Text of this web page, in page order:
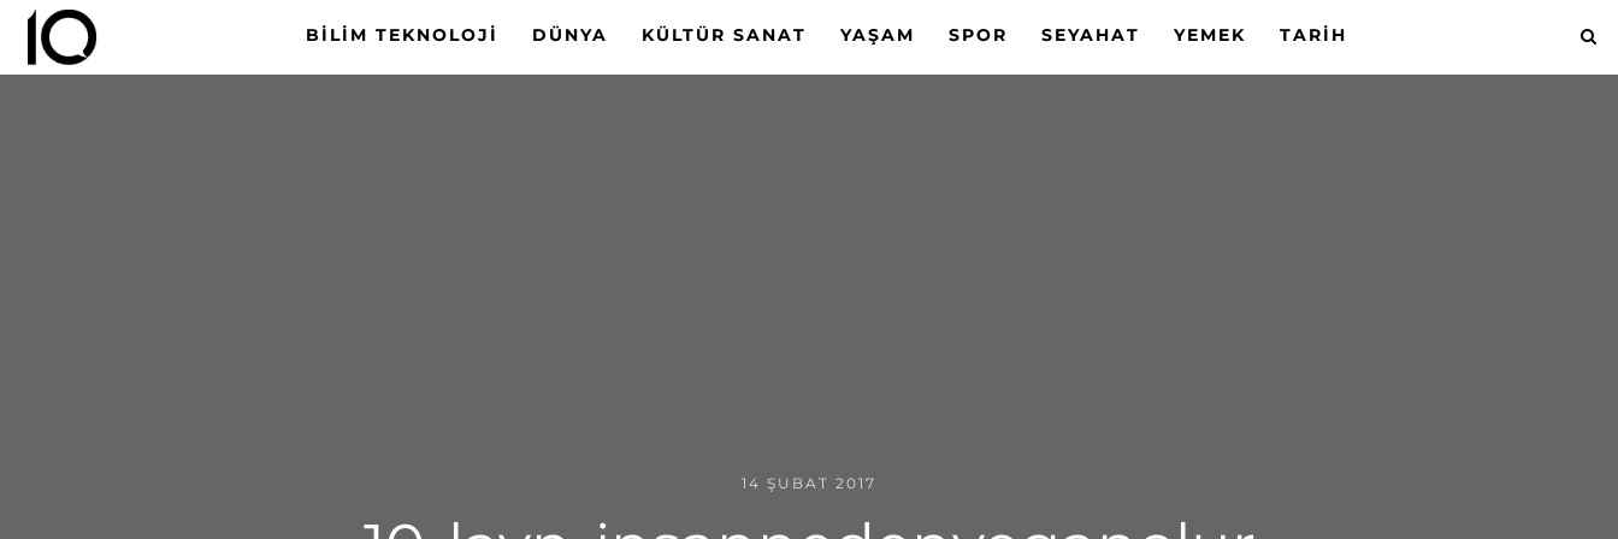
BILIM TEKNOLOJI DÜNYA KÜLTÜR SANAT YAŞAM SPOR SEYAHAT YEMEK TARIH
14 ŞUBAT 2017